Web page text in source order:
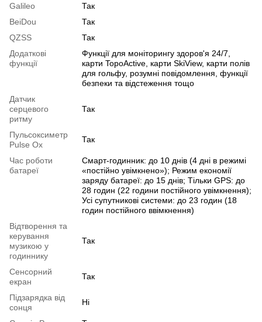
Galileo
Так
BeiDou
Так
QZSS
Так
Додаткові
функції
Функції для моніторингу здоров'я 24/7,
карти TopoActive, карти SkiView, карти полів
для гольфу, розумні повідомлення, функції
безпеки та відстеження тощо
Датчик
серцевого
ритму
Так
Пульсоксиметр
Pulse Ox
Так
Час роботи
батареї
Смарт-годинник: до 10 днів (4 дні в режимі
«постійно увімкнено»); Режим економії
заряду батареї: до 15 днів; Тільки GPS: до
28 годин (22 години постійного увімкнення);
Усі супутникові системи: до 23 годин (18
годин постійного ввімкнення)
Відтворення та
керування
музикою у
годиннику
Так
Сенсорний
екран
Так
Підзарядка від
сонця
Ні